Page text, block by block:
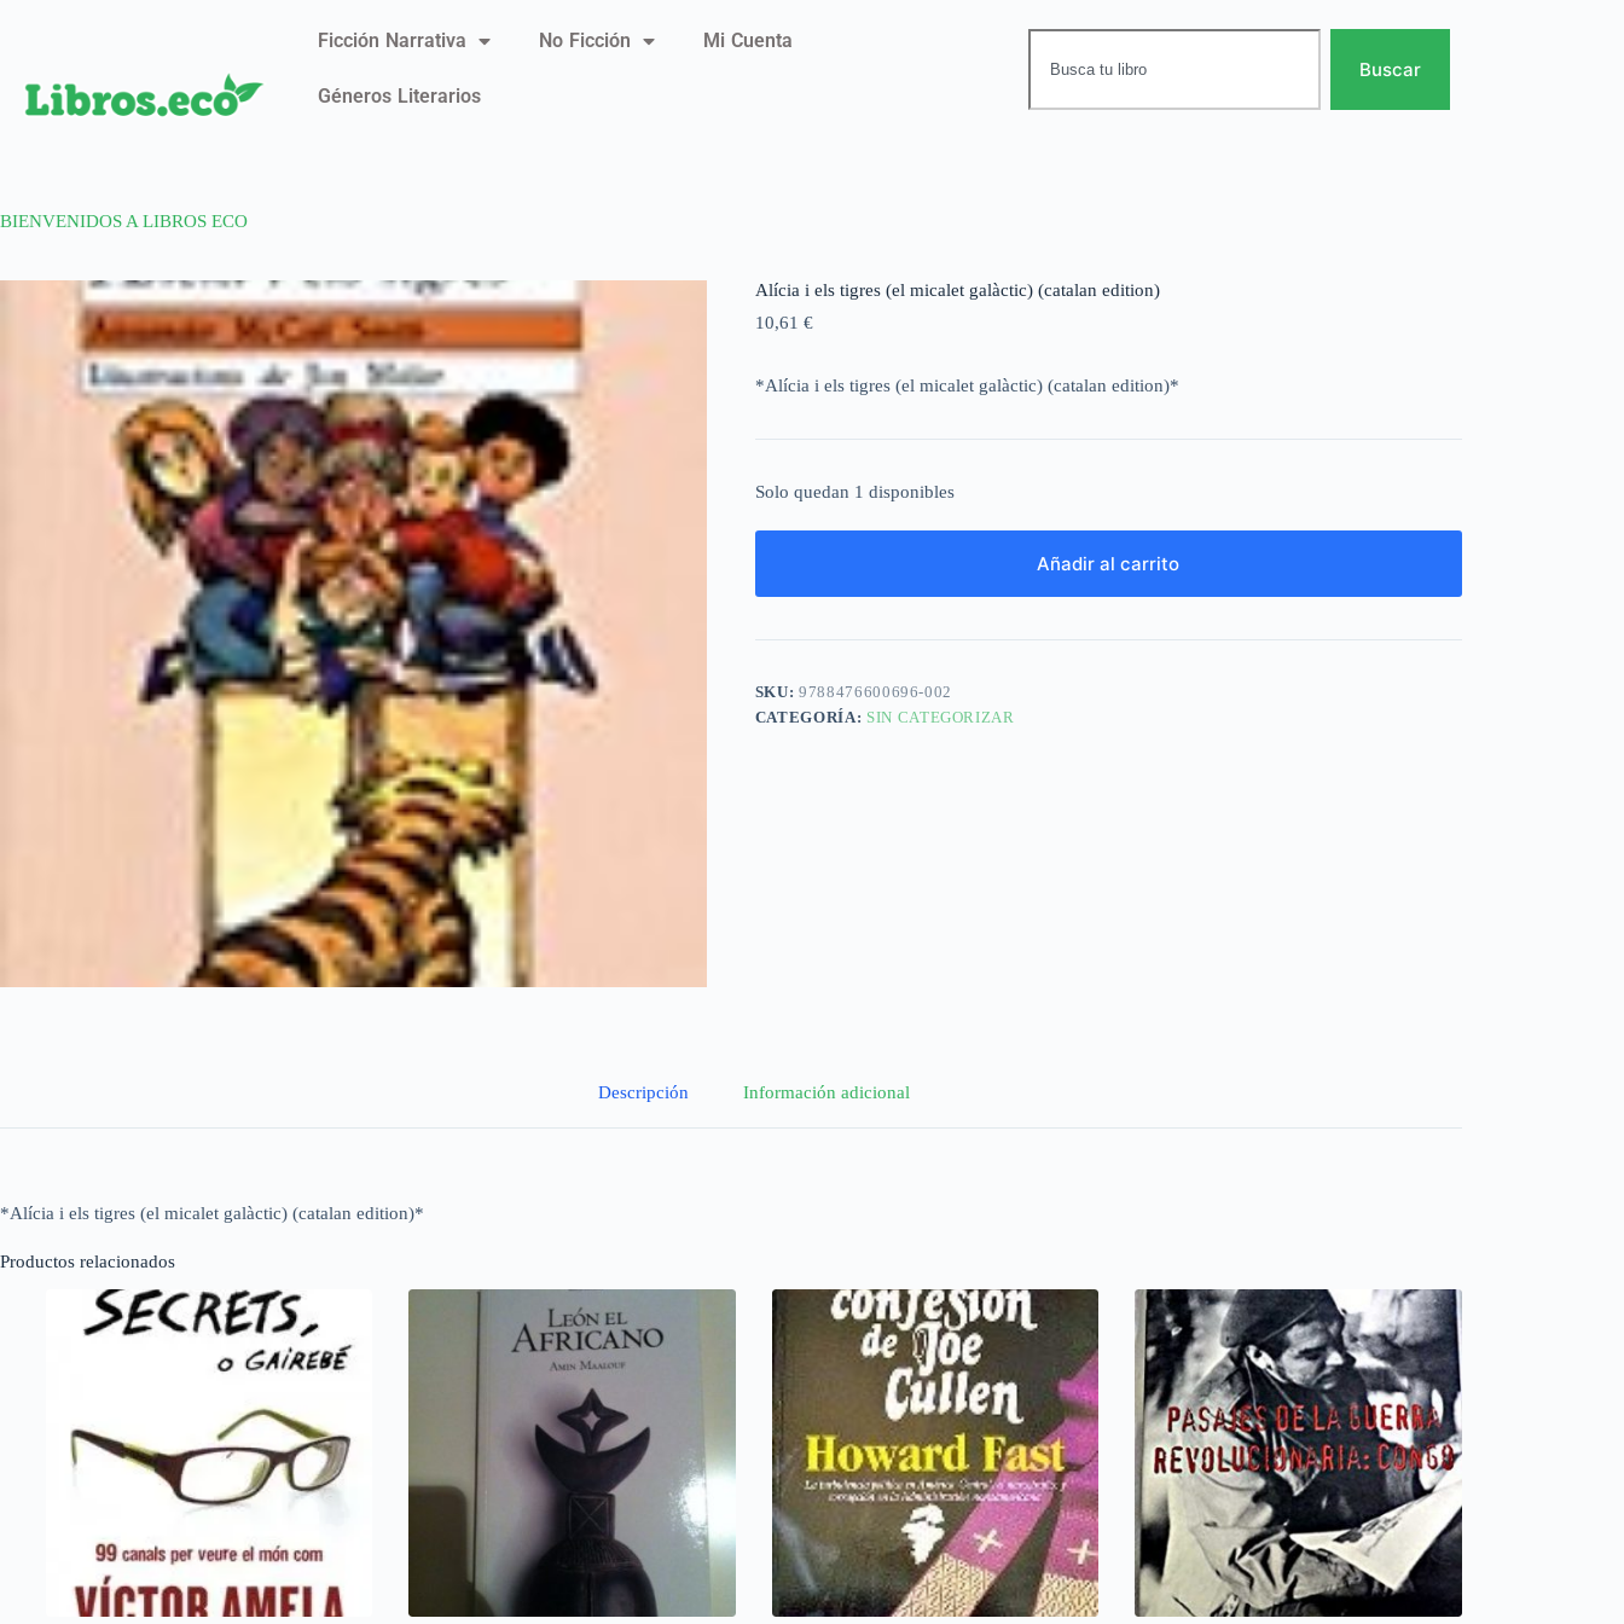
Ficción Narrativa No Ficción Mi Cuenta
Géneros Literarios
Buscar
BIENVENIDOS A LIBROS ECO
Alícia i els tigres (el micalet galàctic) (catalan edition)
10,61 €
*Alícia i els tigres (el micalet galàctic) (catalan edition)*
Solo quedan 1 disponibles
Añadir al carrito
SKU:9788476600696-002
CATEGORÍA: SIN CATEGORIZAR
Descripción Información adicional
*Alícia i els tigres (el micalet galàctic) (catalan edition)*
Productos relacionados